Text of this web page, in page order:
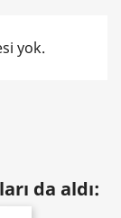
yok.
da aldı: